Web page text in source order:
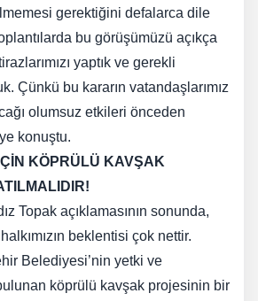
gerektiğini defalarca dile
bu görüşümüzü açıkça
yaptık ve gerekli
Çünkü bu kararın vatandaşlarımız
olumsuz etkileri önceden
konuştu.
KÖPRÜLÜ KAVŞAK
Topak açıklamasının sonunda,
beklentisi çok nettir.
Belediyesi’nin yetki ve
köprülü kavşak projesinin bir